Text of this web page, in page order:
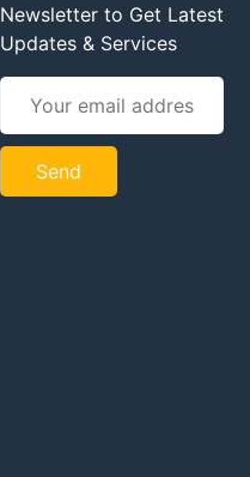
Newsletter to Get Latest
Updates & Services